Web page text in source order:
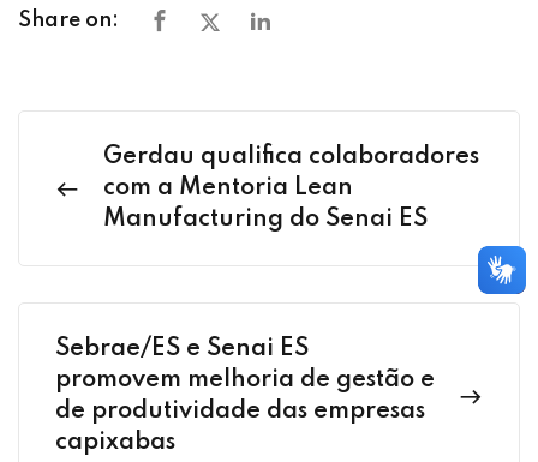
Share on:
Gerdau qualifica colaboradores
com a Mentoria Lean
Manufacturing do Senai ES
Sebrae/ES e Senai ES
promovem melhoria de gestão e
de produtividade das empresas
capixabas